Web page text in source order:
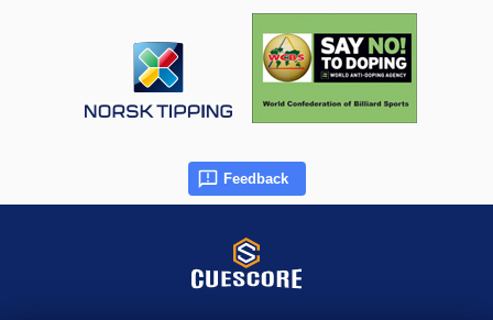
Feedback